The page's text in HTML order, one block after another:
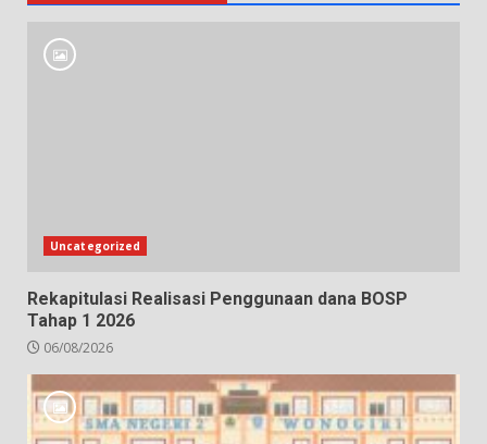
Uncategorized
Rekapitulasi Realisasi Penggunaan dana BOSP
Tahap 1 2026
06/08/2026